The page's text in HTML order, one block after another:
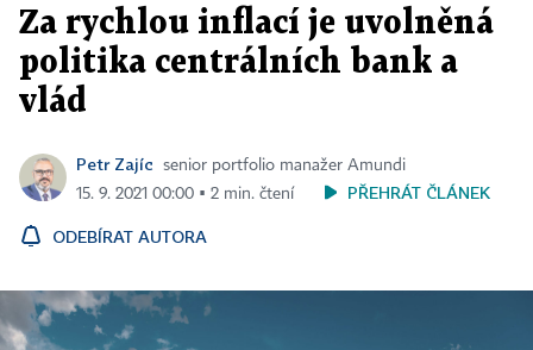
Za rychlou inflací je uvolněná
politika centrálních bank a
vlád
Petr Zajíc
senior portfolio manažer Amundi
15. 9. 2021 00:00 ▪ 2 min. čtení
PŘEHRÁT ČLÁNEK
ODEBÍRAT AUTORA